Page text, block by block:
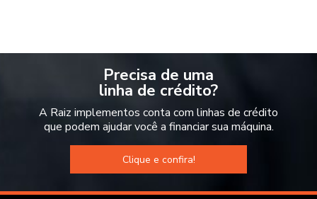
Precisa de uma
linha de crédito?
A Raiz implementos conta com linhas de crédito
que podem ajudar você a financiar sua máquina.
Clique e confira!